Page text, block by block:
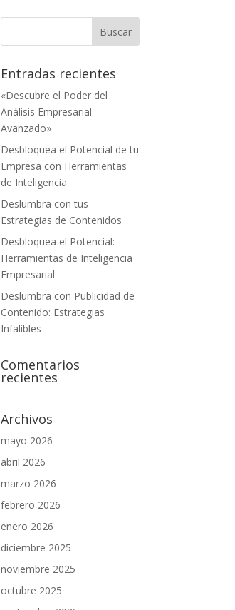
Entradas recientes
«Descubre el Poder del
Análisis Empresarial
Avanzado»
Desbloquea el Potencial de tu
Empresa con Herramientas
de Inteligencia
Deslumbra con tus
Estrategias de Contenidos
Desbloquea el Potencial:
Herramientas de Inteligencia
Empresarial
Deslumbra con Publicidad de
Contenido: Estrategias
Infalibles
Comentarios
recientes
Archivos
mayo 2026
abril 2026
marzo 2026
febrero 2026
enero 2026
diciembre 2025
noviembre 2025
octubre 2025